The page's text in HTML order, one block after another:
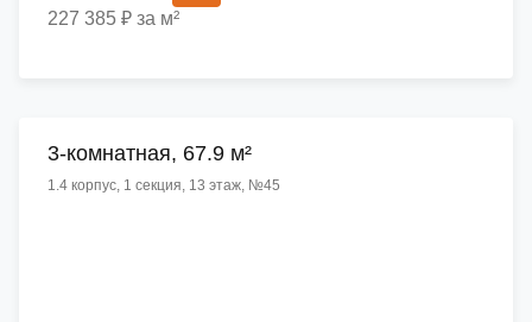
227 385 ₽ за м²
3-комнатная, 67.9 м²
1.4 корпус, 1 секция, 13 этаж, №45